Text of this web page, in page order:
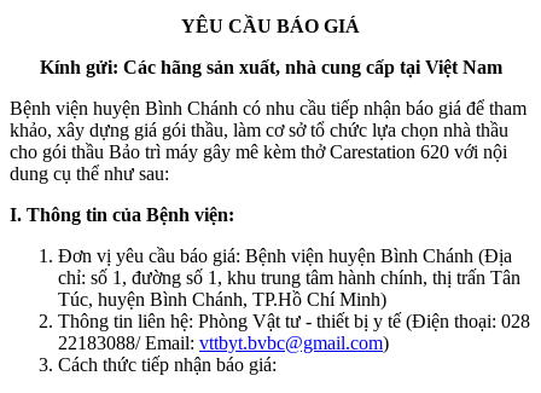
YÊU CẦU BÁO GIÁ
Kính gửi: Các hãng sản xuất, nhà cung cấp tại Việt Nam
Bệnh viện huyện Bình Chánh có nhu cầu tiếp nhận báo giá để tham
khảo, xây dựng giá gói thầu, làm cơ sở tổ chức lựa chọn nhà thầu
cho gói thầu Bảo trì máy gây mê kèm thở Carestation 620 với nội
dung cụ thể như sau:
I. Thông tin của Bệnh viện:
Đơn vị yêu cầu báo giá: Bệnh viện huyện Bình Chánh (Địa
chỉ: số 1, đường số 1, khu trung tâm hành chính, thị trấn Tân
Túc, huyện Bình Chánh, TP.Hồ Chí Minh)
Thông tin liên hệ: Phòng Vật tư - thiết bị y tế (Điện thoại: 028
22183088/ Email: vttbyt.bvbc@gmail.com)
Cách thức tiếp nhận báo giá: